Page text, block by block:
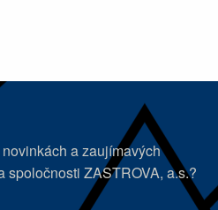
a zaujímavých
spoločnosti ZASTROVA, a.s.?